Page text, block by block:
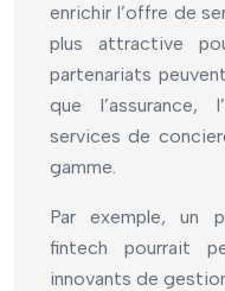
enrichir l’offre de
plus attractive
partenariats
que l’assurance,
services de
gamme.
Par exemple, un
fintech pourrait
innovants de